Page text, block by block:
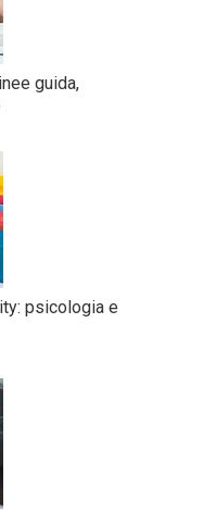
guida,
psicologia e